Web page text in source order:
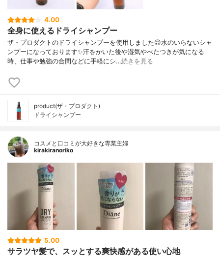
4.00
全身に使えるドライシャンプー
ザ・プロダクトのドライシャンプーを使用しました😊水のいらないシャ
ンプーになっております✨汗をかいた後や湿気やべたつきが気になる
時、仕事や勉強の合間などに手軽にシ…続きを見る
product(ザ・プロダクト)
ドライシャンプー
コスメと口コミが大好きな専業主婦
kirakiranoriko
5.00
サラツヤ髪で、スッとする爽快感がある使い心地